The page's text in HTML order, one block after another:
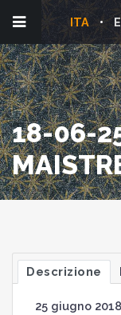
ITA
18-06-
Descrizione
25 giugno